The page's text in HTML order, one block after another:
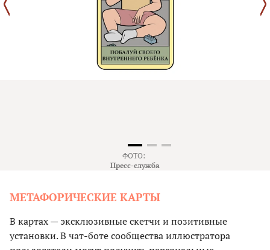
ФОТО:
Пресс-служба
МЕТАФОРИЧЕСКИЕ КАРТЫ
В картах — эксклюзивные скетчи и позитивные
установки. В чат-боте сообщества иллюстратора